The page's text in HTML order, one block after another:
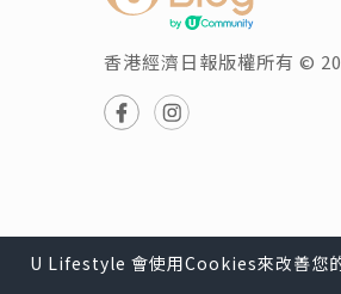
香港經濟日報版權所有 ©
U Lifestyle 會使用Cookies來改善您